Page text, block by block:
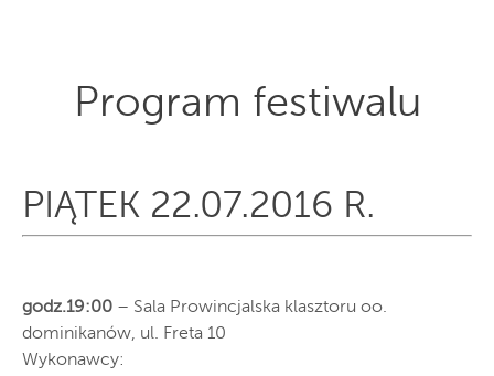
Program festiwalu
PIĄTEK 22.07.2016 R.
godz.19:00 – Sala Prowincjalska klasztoru oo.
dominikanów, ul. Freta 10
Wykonawcy: